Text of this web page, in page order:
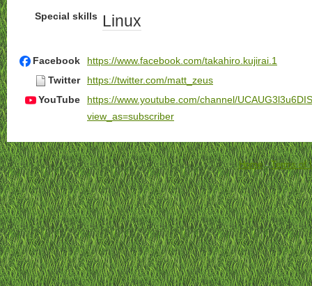
Special skills Linux
Facebook
https://www.facebook.com/takahiro.kujirai.1
Twitter
https://twitter.com/matt_zeus
YouTube
https://www.youtube.com/channel/
view_as=subscriber
Home-Terms of